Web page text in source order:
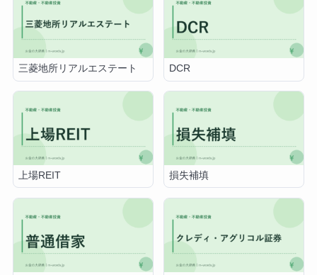
三菱地所リアルエステート DCR
上場REIT 損失補填